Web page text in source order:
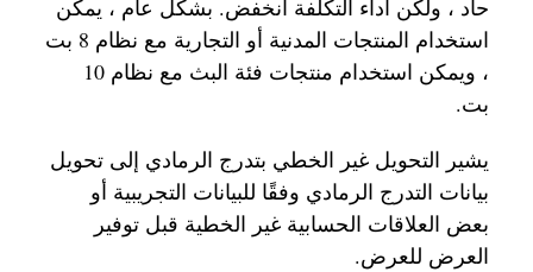
حاد ، ولكن أداء التكلفة انخفض. بشكل عام ، يمكن
استخدام المنتجات المدنية أو التجارية مع نظام 8 بت
، ويمكن استخدام منتجات فئة البث مع نظام 10
بت.
يشير التحويل غير الخطي بتدرج الرمادي إلى تحويل
بيانات التدرج الرمادي وفقًا للبيانات التجريبية أو
بعض العلاقات الحسابية غير الخطية قبل توفير
العرض للعرض.